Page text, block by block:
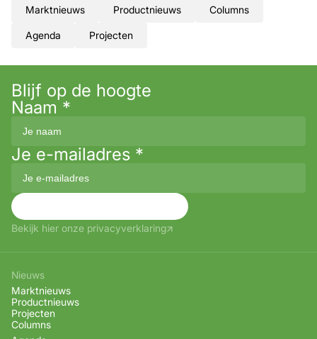
Marktnieuws Productnieuws Columns
Agenda Projecten
Blijf op de hoogte
Naam *
Je e-mailadres *
Bekijk hier onze privacyverklaring
Nieuws
Marktnieuws
Productnieuws
Projecten
Columns